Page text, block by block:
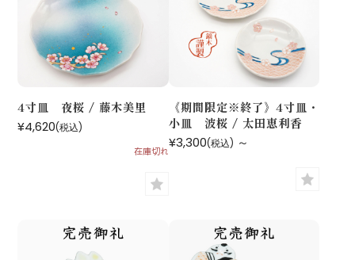
4寸皿 夜桜 / 藤木美里
¥4,620(税込)
在庫切れ
《期間限定※終了》4寸皿・
小皿 波桜 / 太田恵利香
¥3,300(税込) ～